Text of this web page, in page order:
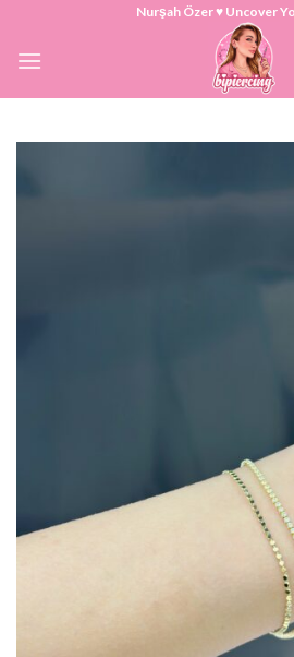
content
Nurşah Özer ♥ Uncover